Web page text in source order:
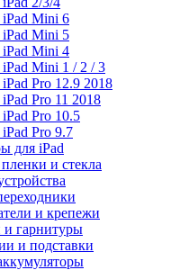
Mini 6
Mini 5
Mini 4
Mini 1 / 2 / 3
Pro 12.9 2018
Pro 11 2018
Pro 10.5
Pro 9.7
для iPad
и стекла
и крепежи
гарнитуры
и подставки